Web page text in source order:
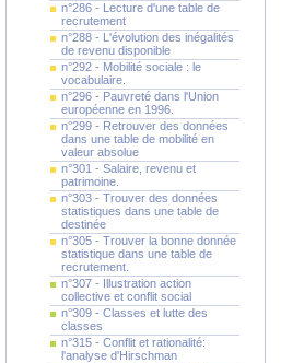
n°286 - Lecture d'une table de
recrutement
n°288 - L'évolution des inégalités
de revenu disponible
n°292 - Mobilité sociale : le
vocabulaire.
n°296 - Pauvreté dans l'Union
européenne en 1996.
n°299 - Retrouver des données
dans une table de mobilité en
valeur absolue
n°301 - Salaire, revenu et
patrimoine.
n°303 - Trouver des données
statistiques dans une table de
destinée
n°305 - Trouver la bonne donnée
statistique dans une table de
recrutement.
n°307 - Illustration action
collective et conflit social
n°309 - Classes et lutte des
classes
n°315 - Conflit et rationalité:
l'analyse d'Hirschman